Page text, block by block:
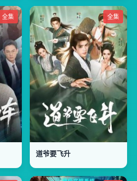
全集 全集
道爷要飞升